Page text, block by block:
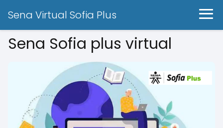
Sena Virtual Sofia Plus
Sena Sofia plus virtual